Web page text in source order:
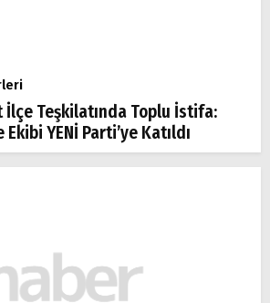
İlçe Teşkilatında Toplu İstifa:
YENİ Parti’ye Katıldı